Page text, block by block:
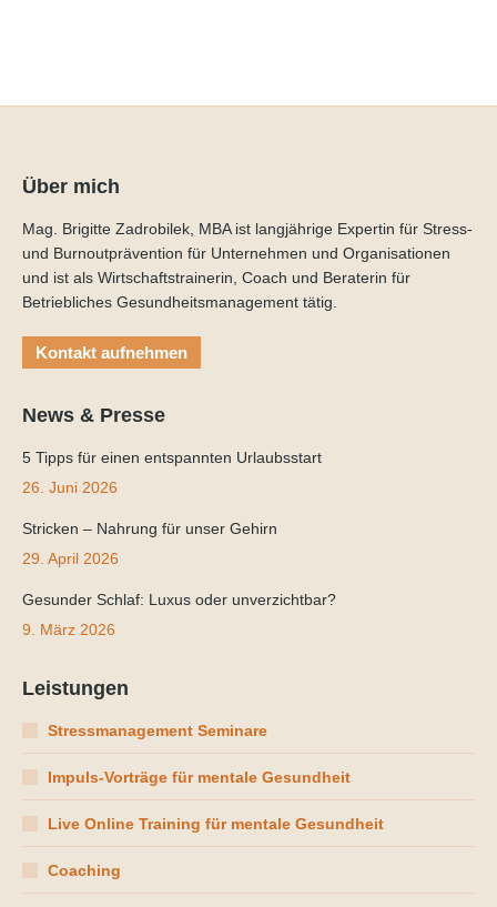
Über mich
Mag. Brigitte Zadrobilek, MBA ist langjährige Expertin für Stress-
und Burnoutprävention für Unternehmen und Organisationen
und ist als Wirtschaftstrainerin, Coach und Beraterin für
Betriebliches Gesundheitsmanagement tätig.
Kontakt aufnehmen
News & Presse
5 Tipps für einen entspannten Urlaubsstart
26. Juni 2026
Stricken – Nahrung für unser Gehirn
29. April 2026
Gesunder Schlaf: Luxus oder unverzichtbar?
9. März 2026
Leistungen
Stressmanagement Seminare
Impuls-Vorträge für mentale Gesundheit
Live Online Training für mentale Gesundheit
Coaching